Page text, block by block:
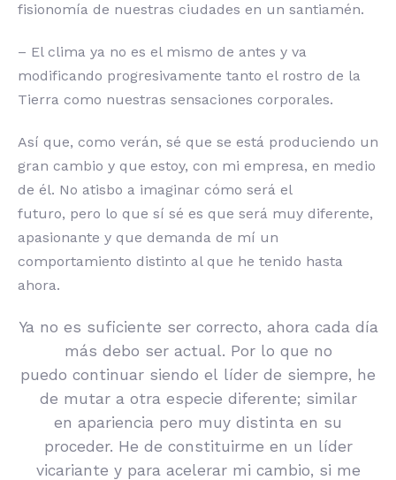
fisionomía de nuestras ciudades en un santiamén.
– El clima ya no es el mismo de antes y va
modificando progresivamente tanto el rostro de la
Tierra como nuestras sensaciones corporales.
Así que, como verán, sé que se está produciendo un
gran cambio y que estoy, con mi empresa, en medio
de él. No atisbo a imaginar cómo será el
futuro, pero lo que sí sé es que será muy diferente,
apasionante y que demanda de mí un
comportamiento distinto al que he tenido hasta
ahora.
Ya no es suficiente ser correcto, ahora cada día
más debo ser actual. Por lo que no
puedo continuar siendo el líder de siempre, he
de mutar a otra especie diferente; similar
en apariencia pero muy distinta en su
proceder. He de constituirme en un líder
vicariante y para acelerar mi cambio, si me